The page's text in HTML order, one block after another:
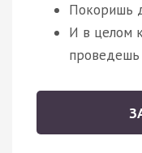
Покоришь
И в целом